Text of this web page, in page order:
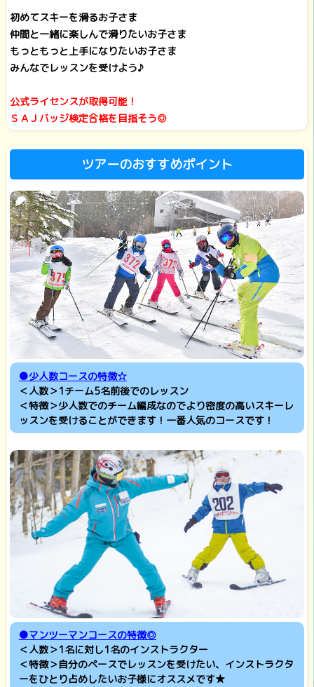
初めてスキーを滑るお子さま
仲間と一緒に楽しんで滑りたいお子さま
もっともっと 上手になりたいお子さま
みんなでレッスンを受けよう♪
公式ライセンスが取得可能！
ＳＡＪバッジ検定合格を目指そう◎
ツアーのおすすめポイント
●少人数コースの特徴☆
＜人数＞1チーム5名前後でのレッスン
＜特徴＞少人数でのチーム編成なのでより密度の高いスキーレ
ッスンを受けることができます！一番人気のコースです！
●マンツーマンコースの特徴◎
＜人数＞1名に対し1名のインストラクター
＜特徴＞自分のペースでレッスンを受けたい、インストラクタ
ーをひとり占めしたいお子様にオススメです★